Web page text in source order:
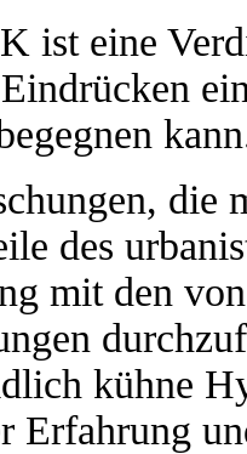
ist eine
die
des
mit den
kühne
Erfahrung